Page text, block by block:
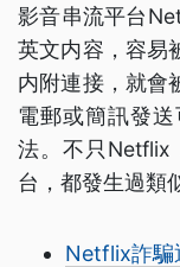
影音串流平台
英文内容，容易
内附連接，就會
電郵或簡訊發
法。不只Netflix
台，都發生過類
Netflix詐騙